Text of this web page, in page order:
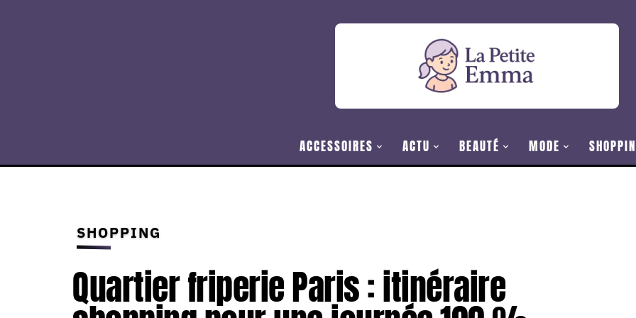
ACCESSOIRES ACTU BEAUTÉ MODE
SHOPPING
Quartier friperie Paris : itinéraire